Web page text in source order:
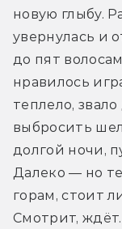
новую глыбу.
увернулась и
до пят
нравилось
теплело,
выбросить
долгой ночи,
Далеко — но
горам, стоит
Смотрит, ждёт.